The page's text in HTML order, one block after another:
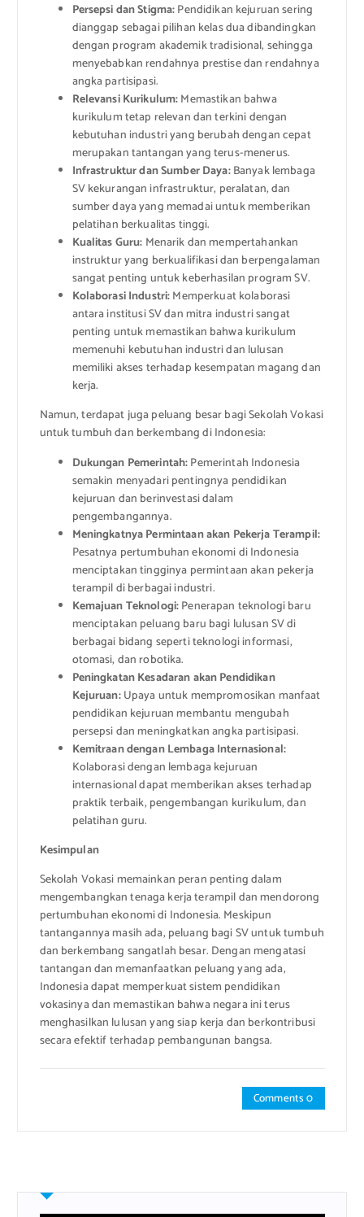
Persepsi dan Stigma:Pendidikan kejuruan sering
dianggap sebagai pilihan kelas dua dibandingkan
dengan program akademik tradisional, sehingga
menyebabkan rendahnya prestise dan rendahnya
angka partisipasi.
Relevansi Kurikulum:Memastikan bahwa
kurikulum tetap relevan dan terkini dengan
kebutuhan industri yang berubah dengan cepat
merupakan tantangan yang terus-menerus.
Infrastruktur dan Sumber Daya:Banyak lembaga
SV kekurangan infrastruktur, peralatan, dan
sumber daya yang memadai untuk memberikan
pelatihan berkualitas tinggi.
Kualitas Guru: Menarik dan mempertahankan
instruktur yang berkualifikasi dan berpengalaman
sangat penting untuk keberhasilan program SV.
Kolaborasi Industri:Memperkuat kolaborasi
antara institusi SV dan mitra industri sangat
penting untuk memastikan bahwa kurikulum
memenuhi kebutuhan industri dan lulusan
memiliki akses terhadap kesempatan magang dan
kerja.
Namun, terdapat juga peluang besar bagi Sekolah Vokasi
untuk tumbuh dan berkembang di Indonesia:
Dukungan Pemerintah:Pemerintah Indonesia
semakin menyadari pentingnya pendidikan
kejuruan dan berinvestasi dalam
pengembangannya.
Meningkatnya Permintaan akan Pekerja Terampil:
Pesatnya pertumbuhan ekonomi di Indonesia
menciptakan tingginya permintaan akan pekerja
terampil di berbagai industri.
Kemajuan Teknologi:Penerapan teknologi baru
menciptakan peluang baru bagi lulusan SV di
berbagai bidang seperti teknologi informasi,
otomasi, dan robotika.
Peningkatan Kesadaran akan Pendidikan
Kejuruan:Upaya untuk mempromosikan manfaat
pendidikan kejuruan membantu mengubah
persepsi dan meningkatkan angka partisipasi.
Kemitraan dengan Lembaga Internasional:
Kolaborasi dengan lembaga kejuruan
internasional dapat memberikan akses terhadap
praktik terbaik, pengembangan kurikulum, dan
pelatihan guru.
Kesimpulan
Sekolah Vokasi memainkan peran penting dalam
mengembangkan tenaga kerja terampil dan mendorong
pertumbuhan ekonomi di Indonesia. Meskipun
tantangannya masih ada, peluang bagi SV untuk tumbuh
dan berkembang sangatlah besar. Dengan mengatasi
tantangan dan memanfaatkan peluang yang ada,
Indonesia dapat memperkuat sistem pendidikan
vokasinya dan memastikan bahwa negara ini terus
menghasilkan lulusan yang siap kerja dan berkontribusi
secara efektif terhadap pembangunan bangsa.
Comments 0